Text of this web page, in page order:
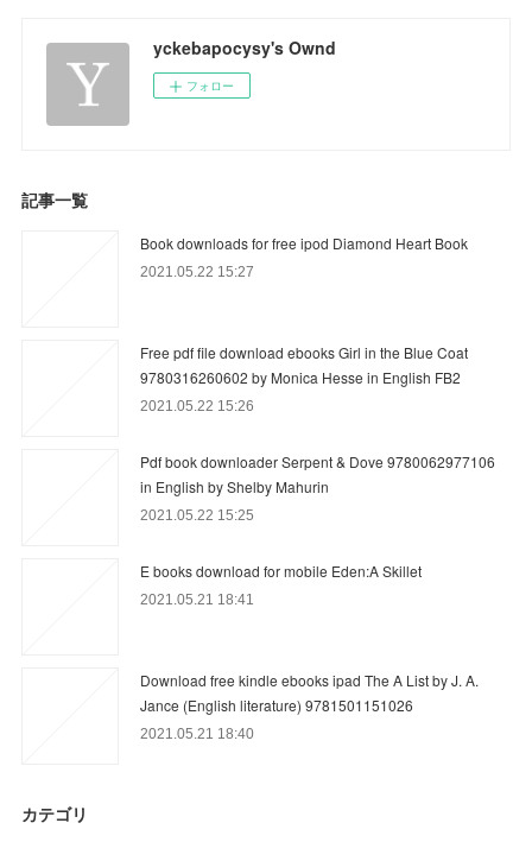
yckebapocysy's Ownd
フォロー
記事一覧
Book downloads for free ipod Diamond Heart Book
2021.05.22 15:27
Free pdf file download ebooks Girl in the Blue Coat
9780316260602 by Monica Hesse in English FB2
2021.05.22 15:26
Pdf book downloader Serpent & Dove 9780062977106
in English by Shelby Mahurin
2021.05.22 15:25
E books download for mobile Eden:A Skillet
2021.05.21 18:41
Download free kindle ebooks ipad The A List by J. A.
Jance (English literature) 9781501151026
2021.05.21 18:40
カテゴリ